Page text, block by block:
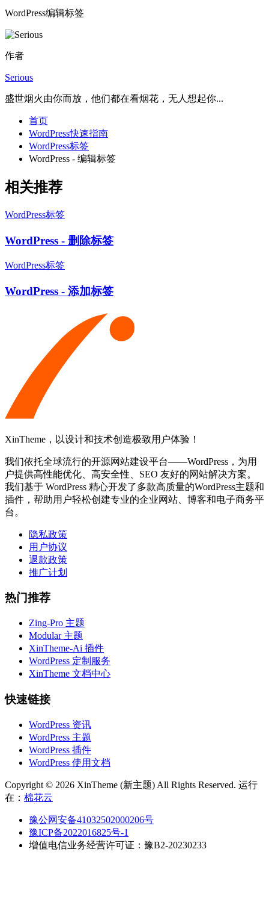
WordPress编辑标签
作者
Serious
盛世烟火由你而放，他们都在看烟花，无人想起你...
首页
WordPress快速指南
WordPress标签
WordPress - 编辑标签
相关推荐
WordPress标签
WordPress - 删除标签
WordPress标签
WordPress - 添加标签
XinTheme，以设计和技术创造极致用户体验！
我们依托全球流行的开源网站建设平台——WordPress，为用
户提供高性能优化、高安全性、SEO 友好的网站解决方案。
我们基于 WordPress 精心开发了多款高质量的WordPress主题和
插件，帮助用户轻松创建专业的企业网站、博客和电子商务平
台。
隐私政策
用户协议
退款政策
推广计划
热门推荐
Zing-Pro 主题
Modular 主题
XinTheme-Ai 插件
WordPress 定制服务
XinTheme 文档中心
快速链接
WordPress 资讯
WordPress 主题
WordPress 插件
WordPress 使用文档
Copyright © 2026 XinTheme (新主题) All Rights Reserved. 运行
在： 棉花云
豫公网安备41032502000206号
豫ICP备2022016825号-1
增值电信业务经营许可证：豫B2-20230233